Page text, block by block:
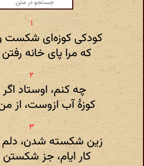
کودکی کوزه‌ای شکست
که مرا پای خانه
چه کنم، اوستاد
کوزهٔ آب ازوست، از
زین شکسته شدن،
کار ایام، جز